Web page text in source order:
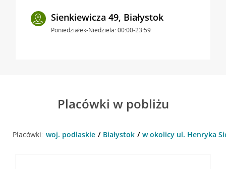
Sienkiewicza 49, Białystok
Poniedziałek-Niedziela: 00:00-23:59
Placówki w pobliżu
Placówki: woj. podlaskie Białystok w okolicy ul. Henryka